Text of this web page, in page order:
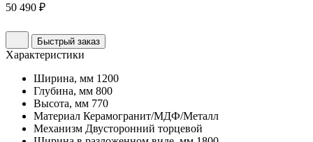
50 490 ₽
Быстрый заказ
Характеристики
Ширина, мм 1200
Глубина, мм 800
Высота, мм 770
Материал Керамогранит/МДФ/Металл
Механизм Двусторонний торцевой